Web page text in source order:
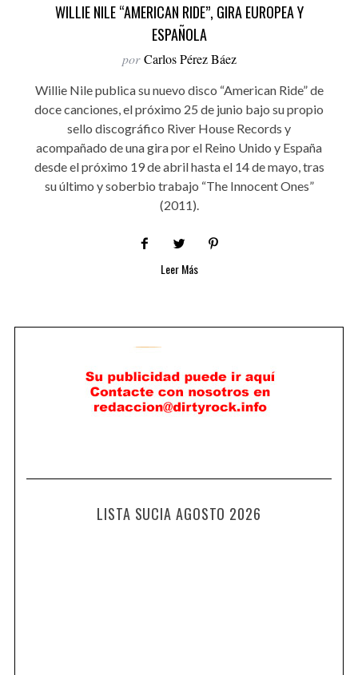
WILLIE NILE “AMERICAN RIDE”, GIRA EUROPEA Y
ESPAÑOLA
por Carlos Pérez Báez
Willie Nile publica su nuevo disco “American Ride” de
doce canciones, el próximo 25 de junio bajo su propio
sello discográfico River House Records y
acompañado de una gira por el Reino Unido y España
desde el próximo 19 de abril hasta el 14 de mayo, tras
su último y soberbio trabajo “The Innocent Ones”
(2011).
Leer Más
LISTA SUCIA AGOSTO 2026